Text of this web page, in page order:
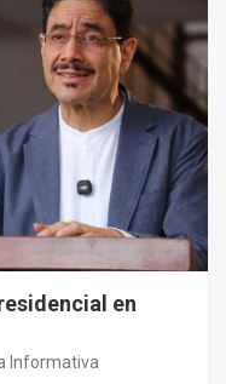
en
Informativa